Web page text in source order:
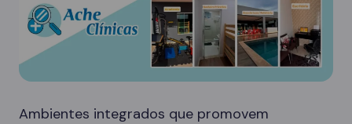
Ambientes integrados que promovem